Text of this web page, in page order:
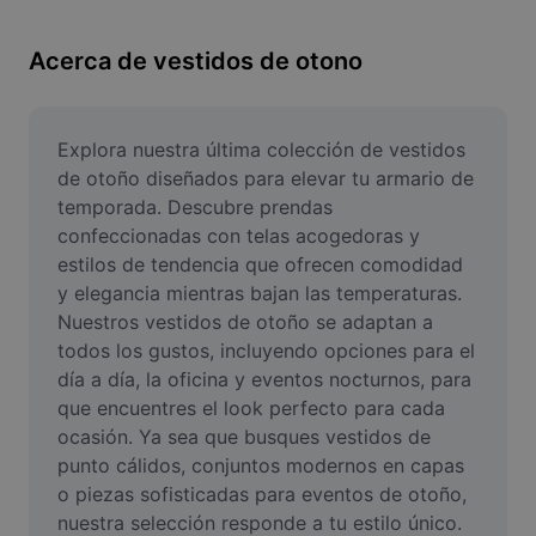
Image merge
Resize Image
Online Photo Editor
Meme Generator
AI Text Remover
AI People Remover
AI Inpainting
Face Cutout
Acerca de vestidos de otono
Explora nuestra última colección de vestidos
de otoño diseñados para elevar tu armario de
temporada. Descubre prendas
confeccionadas con telas acogedoras y
estilos de tendencia que ofrecen comodidad
y elegancia mientras bajan las temperaturas.
Nuestros vestidos de otoño se adaptan a
todos los gustos, incluyendo opciones para el
día a día, la oficina y eventos nocturnos, para
que encuentres el look perfecto para cada
ocasión. Ya sea que busques vestidos de
punto cálidos, conjuntos modernos en capas
o piezas sofisticadas para eventos de otoño,
nuestra selección responde a tu estilo único.